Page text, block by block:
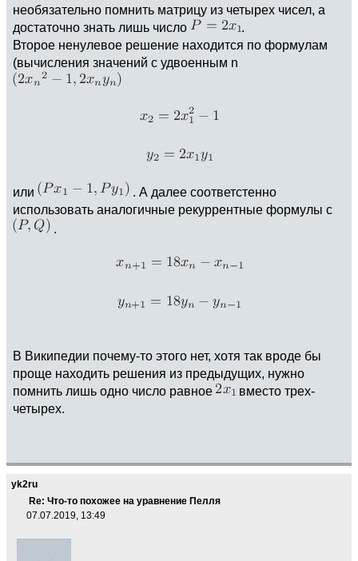
необязательно помнить матрицу из четырех чисел, а
достаточно знать лишь число
Второе ненулевое решение находится по формулам
(вычисления значений с удвоенным n
или
. А далее соответстенно
использовать аналогичные рекуррентные формулы с
.
В Википедии почему-то этого нет, хотя так вроде бы
проще находить решения из предыдущих, нужно
помнить лишь одно число равное
вместо трех-
четырех.
yk2ru
Re: Что-то похожее на уравнение Пелля
07.07.2019, 13:49